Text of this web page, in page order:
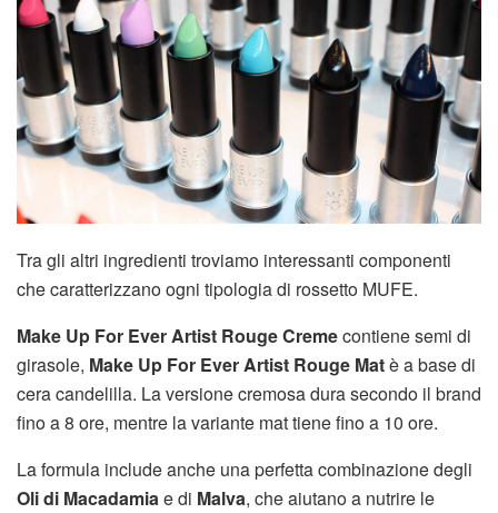
Tra gli altri ingredienti troviamo interessanti componenti
che caratterizzano ogni tipologia di rossetto MUFE.
Make Up For Ever Artist Rouge Cremecontiene semi di
girasole, Make Up For Ever Artist Rouge Matè a base di
cera candelilla. La versione cremosa dura secondo il brand
fino a 8 ore, mentre la variante mat tiene fino a 10 ore.
La formula include anche una perfetta combinazione degli
Oli di Macadamiae di Malva, che aiutano a nutrire le